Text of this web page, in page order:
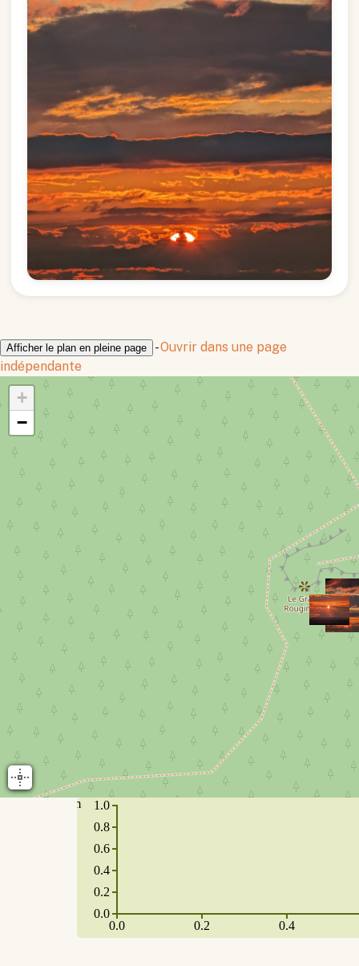
Afficher le plan en pleine page -Ouvrir dans une page
indépendante